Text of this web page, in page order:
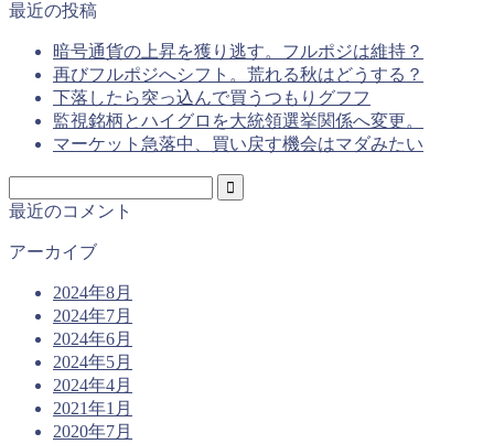
最近の投稿
暗号通貨の上昇を獲り逃す。フルポジは維持？
再びフルポジへシフト。荒れる秋はどうする？
下落したら突っ込んで買うつもりグフフ
監視銘柄とハイグロを大統領選挙関係へ変更。
マーケット急落中、買い戻す機会はマダみたい
最近のコメント
アーカイブ
2024年8月
2024年7月
2024年6月
2024年5月
2024年4月
2021年1月
2020年7月